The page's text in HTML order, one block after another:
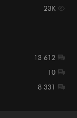
23K
13 612
10
8 331